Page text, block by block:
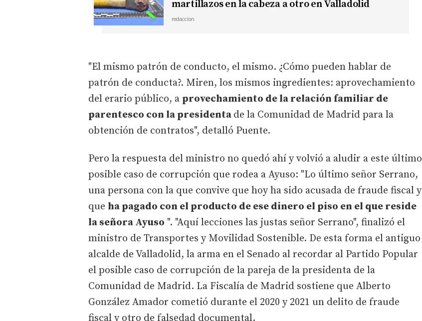
martillazos en la cabeza a otro en Valladolid
redaccion
"El mismo patrón de conducto, el mismo. ¿Cómo pueden hablar de
patrón de conducta?. Miren, los mismos ingredientes: aprovechamiento
del erario público, a provechamiento de la relación familiar de
parentesco con la presidenta de la Comunidad de Madrid para la
obtención de contratos", detalló Puente.
Pero la respuesta del ministro no quedó ahí y volvió a aludir a este último
posible caso de corrupción que rodea a Ayuso: "Lo último señor Serrano,
una persona con la que convive que hoy ha sido acusada de fraude fiscal y
que ha pagado con el producto de ese dinero el piso en el que reside
la señora Ayuso ". "Aquí lecciones las justas señor Serrano", finalizó el
ministro de Transportes y Movilidad Sostenible. De esta forma el antiguo
alcalde de Valladolid, la arma en el Senado al recordar al Partido Popular
el posible caso de corrupción de la pareja de la presidenta de la
Comunidad de Madrid. La Fiscalía de Madrid sostiene que Alberto
González Amador cometió durante el 2020 y 2021 un delito de fraude
fiscal y otro de falsedad documental.